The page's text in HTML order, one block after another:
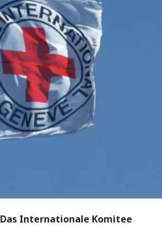
Das Internationale Komitee